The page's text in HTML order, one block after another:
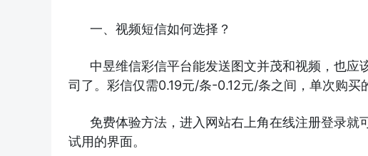
一、视频短信如何选择？
中昱维信彩信平台能发送图文并茂和视频，也应
司了。彩信仅需0.19元/条-0.12元/条之间，单次购买
免费体验方法，进入网站右上角在线注册登录
试用的界面。